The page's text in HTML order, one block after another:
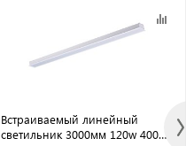
Встраиваемый линейный
светильник 3000мм 120w 4000к